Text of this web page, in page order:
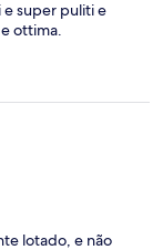
e super puliti e
ottima.
lotado, e não